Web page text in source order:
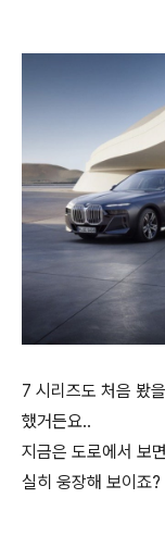
7 시리즈도 처음 봤
했거든요..
지금은 도로에서 보
실히 웅장해 보이죠?